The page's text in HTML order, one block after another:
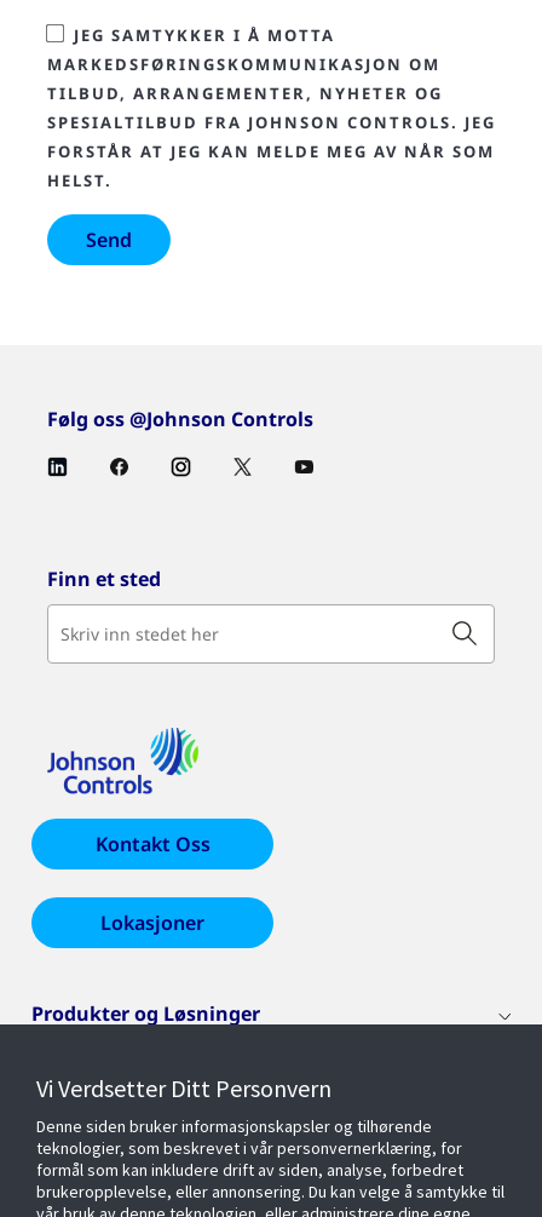
JEG SAMTYKKER I Å MOTTA
MARKEDSFØRINGSKOMMUNIKASJON OM
TILBUD, ARRANGEMENTER, NYHETER OG
SPESIALTILBUD FRA JOHNSON CONTROLS. JEG
FORSTÅR AT JEG KAN MELDE MEG AV NÅR SOM
HELST.
Følg oss @Johnson Controls
Finn et sted
Kontakt Oss
Lokasjoner
Produkter og Løsninger
Livssyklustjenester
Bransjer
Vi Verdsetter Ditt Personvern
Denne siden bruker informasjonskapsler og tilhørende
teknologier, som beskrevet i vår personvernerklæring, for
formål som kan inkludere drift av siden, analyse, forbedret
brukeropplevelse, eller annonsering. Du kan velge å samtykke til